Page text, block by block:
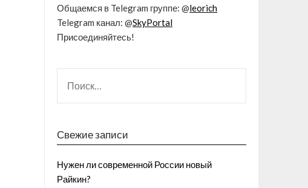
Общаемся в Telegram группе: @leorich
Telegram канал: @SkyPortal
Присоединяйтесь!
Свежие записи
Нужен ли современной России новый
Райкин?